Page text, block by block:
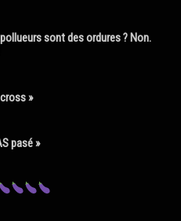
sont des ordures ? Non.
»
pasé »